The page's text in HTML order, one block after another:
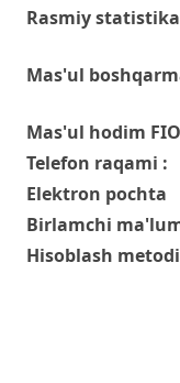
Rasmiy
Mas'ul
Mas'ul hodim FIO
Telefon raqami :
Elektron pochta
Birlamchi
Hisoblash